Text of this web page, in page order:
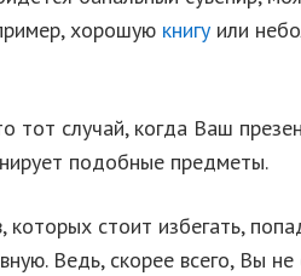
хорошую книгу или
тот случай, когда Ваш
подобные предметы.
которых стоит избегать,
Ведь, скорее всего, Вы